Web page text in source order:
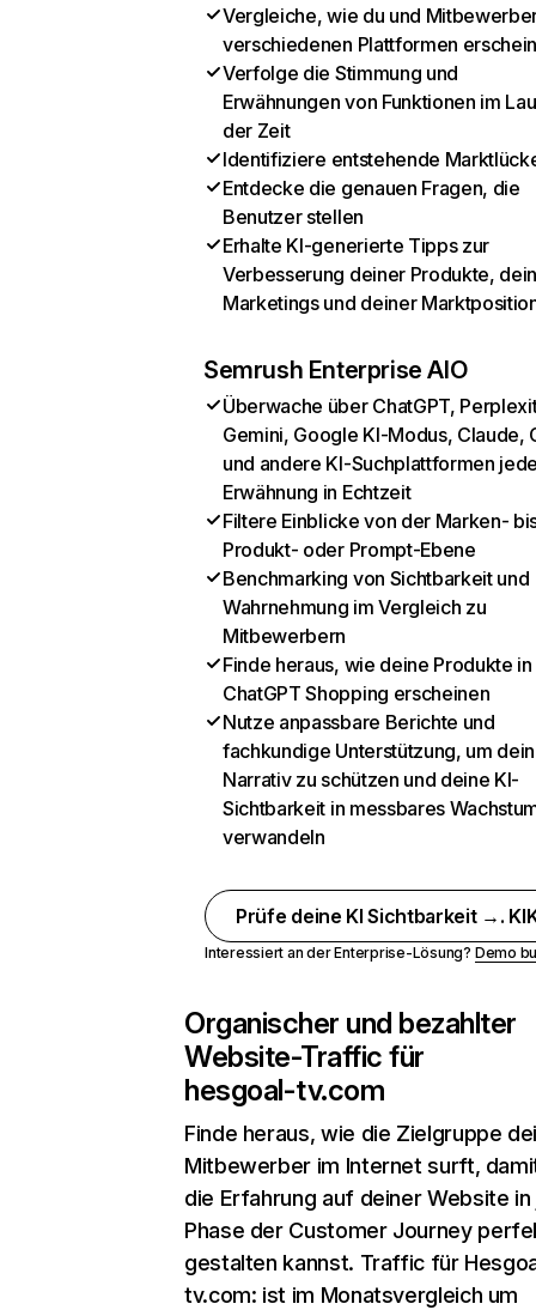
Vergleiche, wie du und
verschiedenen Plattformen
Verfolge die Stimmung und
Erwähnungen von Funktionen im
der Zeit
Identifiziere entstehende
Entdecke die genauen Fragen, die
Benutzer stellen
Erhalte KI-generierte Tipps zur
Verbesserung deiner Produkte,
Marketings und deiner
Semrush Enterprise AIO
Überwache über ChatGPT,
Gemini, Google KI-Modus, Claude,
und andere KI-Suchplattformen
Erwähnung in Echtzeit
Filtere Einblicke von der Marken-
Produkt- oder Prompt-Ebene
Benchmarking von Sichtbarkeit und
Wahrnehmung im Vergleich zu
Mitbewerbern
Finde heraus, wie deine Produkte in
ChatGPT Shopping erscheinen
Nutze anpassbare Berichte und
fachkundige Unterstützung, um dein
Narrativ zu schützen und deine KI-
Sichtbarkeit in messbares
verwandeln
Prüfe deine KI Sichtbarkeit →.
Interessiert an der Enterprise-Lösung? Demo
Organischer und bezahlter
Website-Traffic für
hesgoal-tv.com
Finde heraus, wie die Zielgruppe
Mitbewerber im Internet surft,
die Erfahrung auf deiner Website
Phase der Customer Journey
gestalten kannst. Traffic für
tv.com: ist im Monatsvergleich um